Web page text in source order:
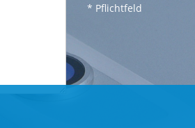
* Pflichtfeld